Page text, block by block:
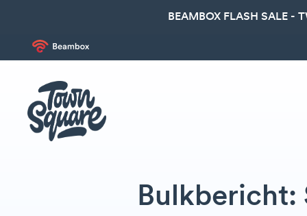
BEAMBOX FLASH SALE -
Bulkbericht: